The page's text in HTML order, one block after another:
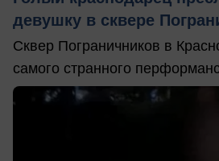
девушку в сквере
Сквер Пограничников в
самого странного